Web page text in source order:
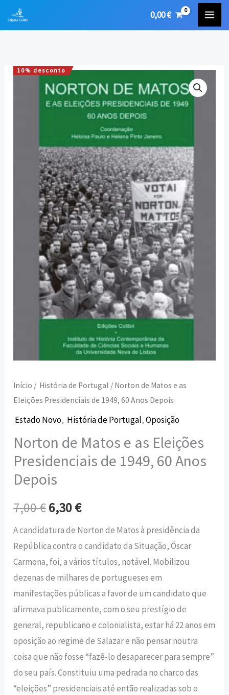
0,00€
10% desconto
Início / História de Portugal / Norton de Matos e as
Eleições Presidenciais de 1949, 60 Anos Depois
Estado Novo, História de Portugal,Oposição
Norton de Matos e as Eleições
Presidenciais de 1949, 60 Anos
Depois
7,00€
O
preço
era:
7,00 €.
6,30€
O
preço
atual
é:
6,30 €.
A candidatura de Norton de Matos à presidência da
República contra o candidato da Situação, Óscar
Carmona, foi, a vários títulos, notável. Mobilizou
dezenas de milhares de portugueses em
manifestações públicas a favor de um candidato que
afirmava publicamente, com o seu prestígio de
general, republicano e colonialista, estar há 22 anos em
oposição ao regime de Salazar e não pensar noutra
coisa que não fosse “fazê-lo desaparecer para sempre”
do seu país. Constituiu uma pedrada no charco das
“eleições” presidenciais até então realizadas sob o
Quantidade
Eleições
Presidenciais